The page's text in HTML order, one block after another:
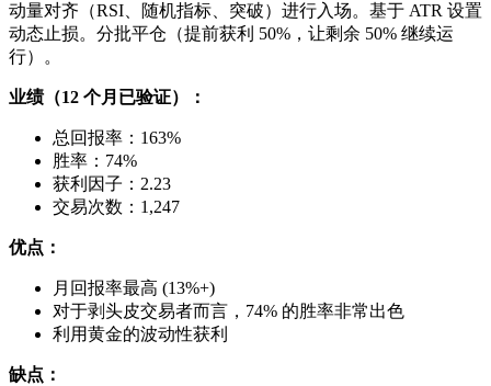
动量对齐（RSI、随机指标、突破）进行入场。基于 ATR 设置
动态止损。分批平仓（提前获利 50%，让剩余 50% 继续运
行）。
业绩（12 个月已验证）：
总回报率：163%
胜率：74%
获利因子：2.23
交易次数：1,247
优点：
月回报率最高 (13%+)
对于剥头皮交易者而言，74% 的胜率非常出色
利用黄金的波动性获利
缺点：